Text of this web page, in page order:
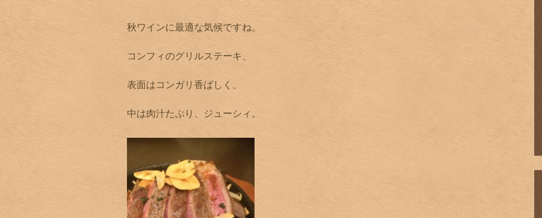
秋ワインに最適な気候ですね。
コンフィのグリルステーキ、
表面はコンガリ香ばしく、
中は肉汁たぷり、ジューシィ。